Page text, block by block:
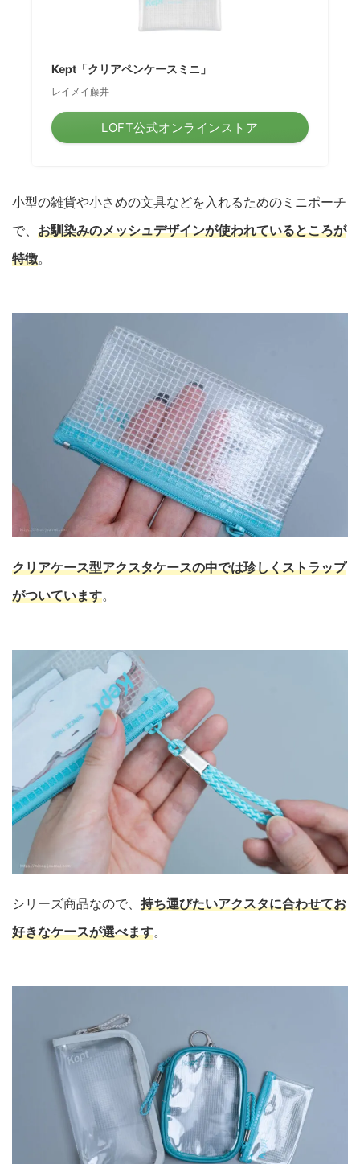
Kept「クリアペンケースミニ」
レイメイ藤井
LOFT公式オンラインストア
小型の雑貨や小さめの文具などを入れるためのミニポーチ
で、 お馴染みのメッシュデザインが使われているところが
特徴。
クリアケース型アクスタケースの中では珍しくストラップ
がついています。
シリーズ商品なので、 持ち運びたいアクスタに合わせてお
好きなケースが選べます。